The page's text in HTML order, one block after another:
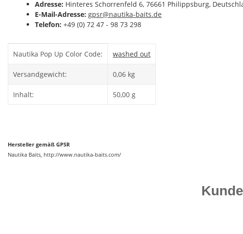
Adresse: Hinteres Schorrenfeld 6, 76661 Philippsburg,
E-Mail-Adresse: gpsr@nautika-baits.de
Telefon: +49 (0) 72 47 - 98 73 298
Nautika Pop Up Color Code: washed out
Versandgewicht: 0,06 kg
Inhalt: 50,00 g
Hersteller gemäß GPSR
Nautika Baits, http://www.nautika-baits.com/